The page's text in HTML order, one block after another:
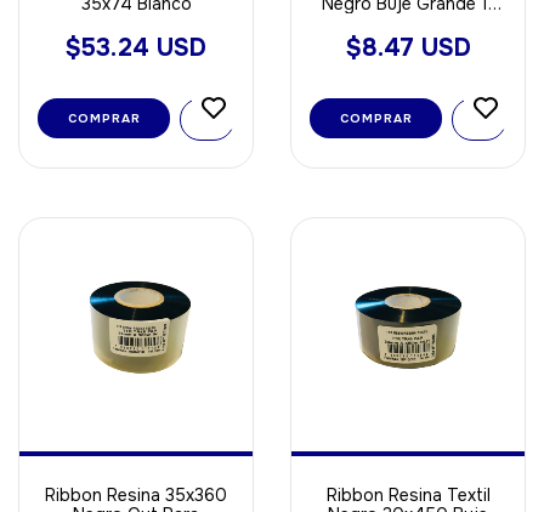
$53.24 USD $8.47 USD
COMPRAR
Ribbon Resina 35x360
Ribbon Resina Textil